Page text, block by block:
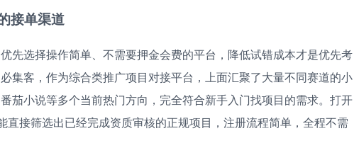
接单渠道
先选择操作简单、不需要押金会费的平台，降低试错成本才是优先考
集客，作为综合类推广项目对接平台，上面汇聚了大量不同赛道的小
茄小说等多个当前热门方向，完全符合新手入门找项目的需求。打开
直接筛选出已经完成资质审核的正规项目，注册流程简单，全程不需